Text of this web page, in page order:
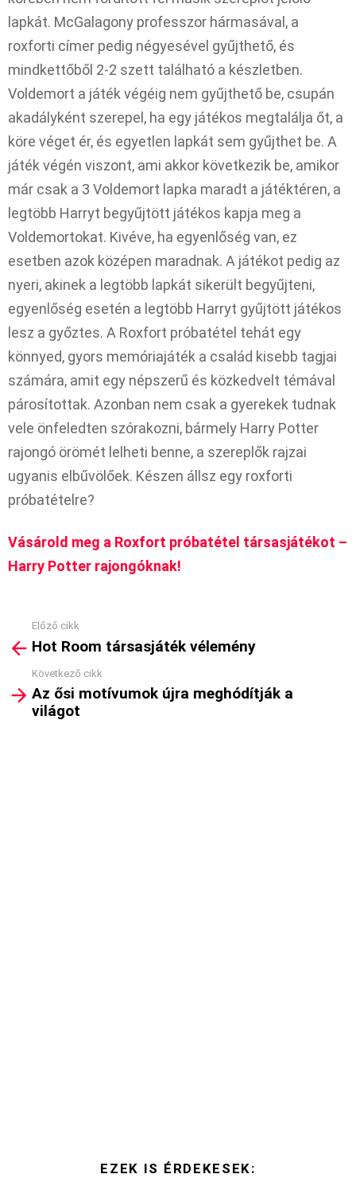
lapkát. McGalagony professzor hármasával, a
roxforti címer pedig négyesével gyűjthető, és
mindkettőből 2-2 szett található a készletben.
Voldemort a játék végéig nem gyűjthető be, csupán
akadályként szerepel, ha egy játékos megtalálja őt, a
köre véget ér, és egyetlen lapkát sem gyűjthet be. A
játék végén viszont, ami akkor következik be, amikor
már csak a 3 Voldemort lapka maradt a játéktéren, a
legtöbb Harryt begyűjtött játékos kapja meg a
Voldemortokat. Kivéve, ha egyenlőség van, ez
esetben azok középen maradnak. A játékot pedig az
nyeri, akinek a legtöbb lapkát sikerült begyűjteni,
egyenlőség esetén a legtöbb Harryt gyűjtött játékos
lesz a győztes. A Roxfort próbatétel tehát egy
könnyed, gyors memóriajáték a család kisebb tagjai
számára, amit egy népszerű és közkedvelt témával
párosítottak. Azonban nem csak a gyerekek tudnak
vele önfeledten szórakozni, bármely Harry Potter
rajongó örömét lelheti benne, a szereplők rajzai
ugyanis elbűvölőek. Készen állsz egy roxforti
próbatételre?
Vásárold meg a Roxfort próbatétel társasjátékot –
Harry Potter rajongóknak!
more
Előző cikk
Hot Room társasjáték vélemény
Következő cikk
Az ősi motívumok újra meghódítják a
világot
EZEK IS ÉRDEKESEK: